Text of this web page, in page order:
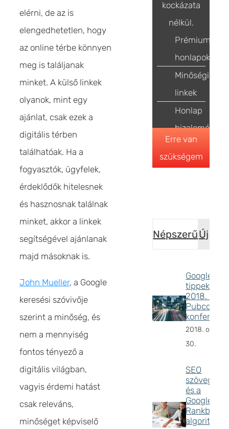
elérni, de az is
elengedhetetlen, hogy
az online térbe könnyen
meg is találjanak
minket. A külső linkek
olyanok, mint egy
ajánlat, csak ezek a
digitális térben
találhatóak. Ha a
fogyasztók, ügyfelek,
érdeklődők hitelesnek
és hasznosnak találnak
minket, akkor a linkek
segítségével ajánlanak
majd másoknak is.
John Mueller, a Google
keresési szóvivője
szerint a minőség, és
nem a mennyiség
fontos tényező a
digitális világban,
vagyis érdemi hatást
csak releváns,
minőséget képviselő
kockázata
nélkül.
Prémium
honlapok
Minőségi
linkek
Honlap
bizalomépítés
Erre van
szükségem
NépszerűÚj
Google
tippek
2018. –
Pubcon
2018.
30.
SEO
szövegírás
és a
Google
Rankbrain
algoritmus